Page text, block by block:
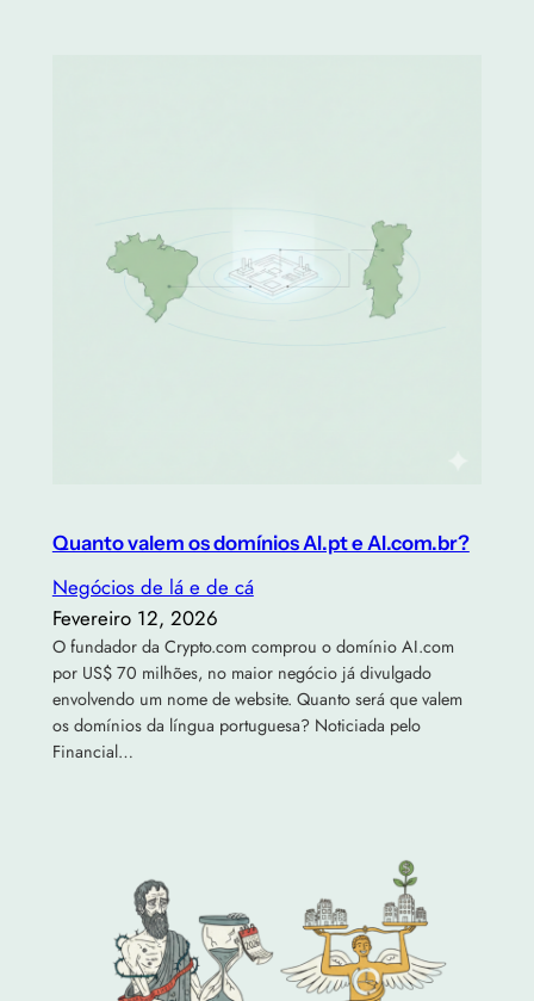
Quanto valem os domínios AI.pt e AI.com.br?
Negócios de lá e de cá
Fevereiro 12, 2026
O fundador da Crypto.com comprou o domínio AI.com
por US$ 70 milhões, no maior negócio já divulgado
envolvendo um nome de website. Quanto será que valem
os domínios da língua portuguesa? Noticiada pelo
Financial…